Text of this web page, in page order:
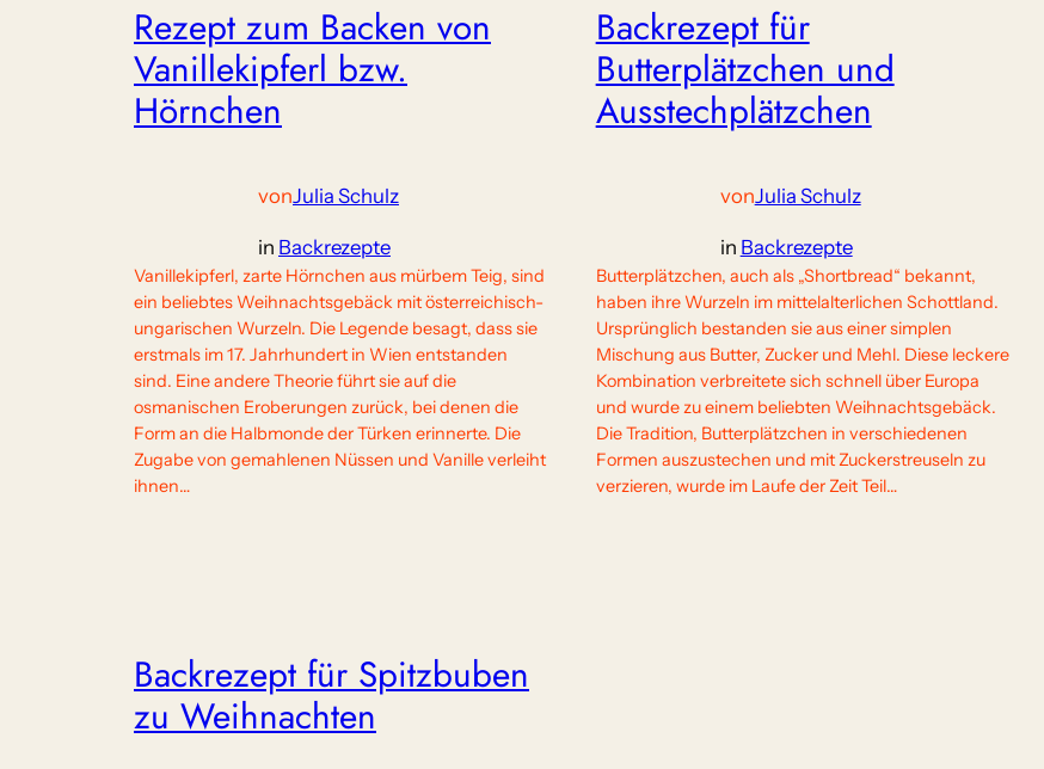
Rezept zum Backen von
Vanillekipferl bzw.
Hörnchen
vonJulia Schulz
in Backrezepte
Vanillekipferl, zarte Hörnchen aus mürbem Teig, sind
ein beliebtes Weihnachtsgebäck mit österreichisch-
ungarischen Wurzeln. Die Legende besagt, dass sie
erstmals im 17. Jahrhundert in Wien entstanden
sind. Eine andere Theorie führt sie auf die
osmanischen Eroberungen zurück, bei denen die
Form an die Halbmonde der Türken erinnerte. Die
Zugabe von gemahlenen Nüssen und Vanille verleiht
ihnen…
Backrezept für
Butterplätzchen und
Ausstechplätzchen
vonJulia Schulz
in Backrezepte
Butterplätzchen, auch als „Shortbread“ bekannt,
haben ihre Wurzeln im mittelalterlichen Schottland.
Ursprünglich bestanden sie aus einer simplen
Mischung aus Butter, Zucker und Mehl. Diese leckere
Kombination verbreitete sich schnell über Europa
und wurde zu einem beliebten Weihnachtsgebäck.
Die Tradition, Butterplätzchen in verschiedenen
Formen auszustechen und mit Zuckerstreuseln zu
verzieren, wurde im Laufe der Zeit Teil…
Backrezept für Spitzbuben
zu Weihnachten